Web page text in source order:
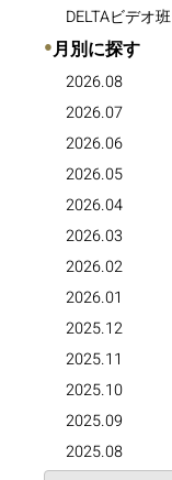
DELTAビデオ班
●月別に探す
2026.08
2026.07
2026.06
2026.05
2026.04
2026.03
2026.02
2026.01
2025.12
2025.11
2025.10
2025.09
2025.08